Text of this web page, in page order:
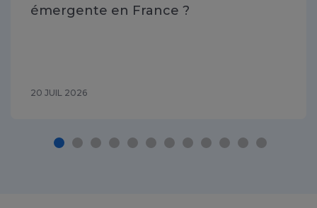
émergente en France ?
20 JUIL 2026